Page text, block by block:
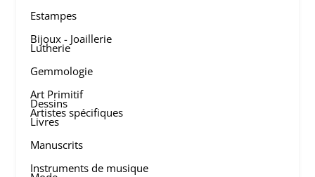
Estampes
Bijoux - Joaillerie
Lutherie
Gemmologie
Art Primitif
Dessins
Artistes spécifiques
Livres
Manuscrits
Instruments de musique